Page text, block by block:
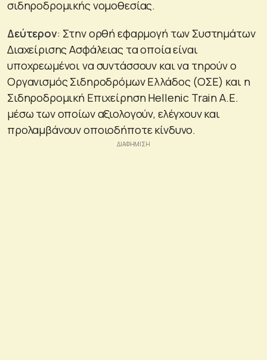
σιδηροδρομικής νομοθεσίας.
Δεύτερον: Στην ορθή εφαρμογή των Συστημάτων
Διαχείρισης Ασφάλειας τα οποία είναι
υποχρεωμένοι να συντάσσουν και να τηρούν ο
Οργανισμός Σιδηροδρόμων Ελλάδος (ΟΣΕ) και η
Σιδηροδρομική Επιχείρηση Hellenic Train Α.Ε.
μέσω των οποίων αξιολογούν, ελέγχουν και
προλαμβάνουν οποιοδήποτε κίνδυνο.